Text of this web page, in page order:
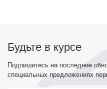
Будьте в курсе
Подпишитесь на последние
специальных предложениях